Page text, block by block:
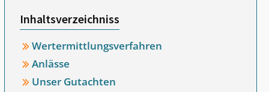
Inhaltsverzeichniss
Wertermittlungsverfahren
Anlässe
Unser Gutachten